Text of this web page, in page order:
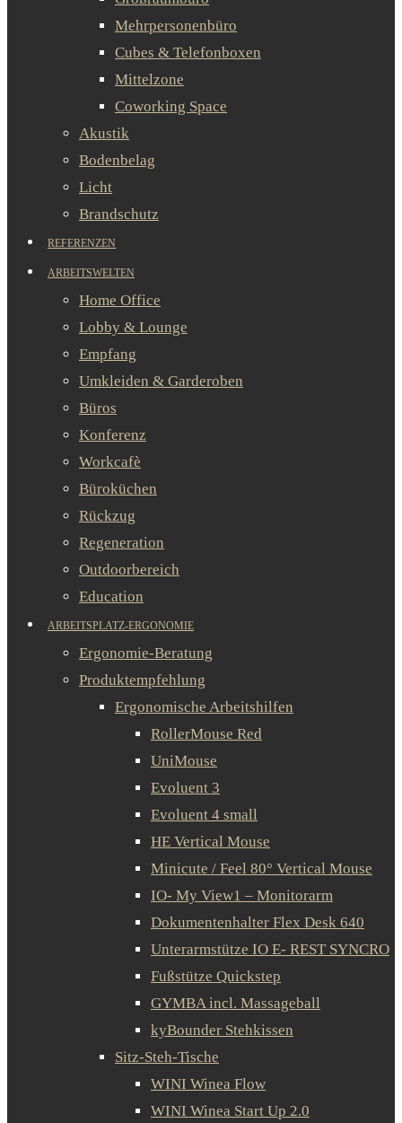
Mehrpersonenbüro
Cubes & Telefonboxen
Mittelzone
Coworking Space
Akustik
Bodenbelag
Licht
Brandschutz
REFERENZEN
ARBEITSWELTEN
Home Office
Lobby & Lounge
Empfang
Umkleiden & Garderoben
Büros
Konferenz
Workcafè
Büroküchen
Rückzug
Regeneration
Outdoorbereich
Education
ARBEITSPLATZ-ERGONOMIE
Ergonomie-Beratung
Produktempfehlung
Ergonomische Arbeitshilfen
RollerMouse Red
UniMouse
Evoluent 3
Evoluent 4 small
HE Vertical Mouse
Minicute / Feel 80° Vertical Mouse
IO- My View1 – Monitorarm
Dokumentenhalter Flex Desk 640
Unterarmstütze IO E- REST SYNCRO
Fußstütze Quickstep
GYMBA incl. Massageball
kyBounder Stehkissen
Sitz-Steh-Tische
WINI Winea Flow
WINI Winea Start Up 2.0